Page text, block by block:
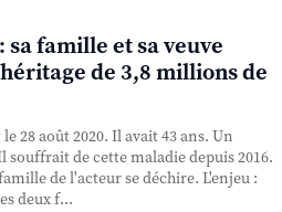
famille et sa veuve
de 3,8 millions de
28 août 2020. Il avait 43 ans. Un
de cette maladie depuis 2016.
de l'acteur se déchire. L'enjeu :
deux f...